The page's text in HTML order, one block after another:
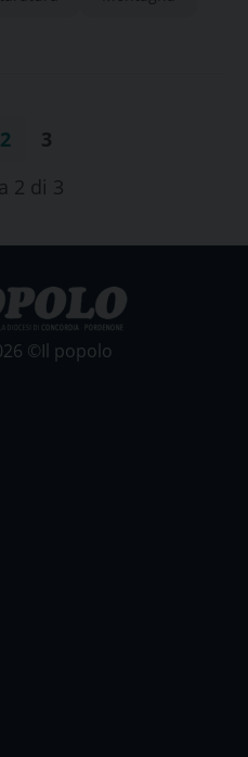
2
3
2 di 3
©Il popolo